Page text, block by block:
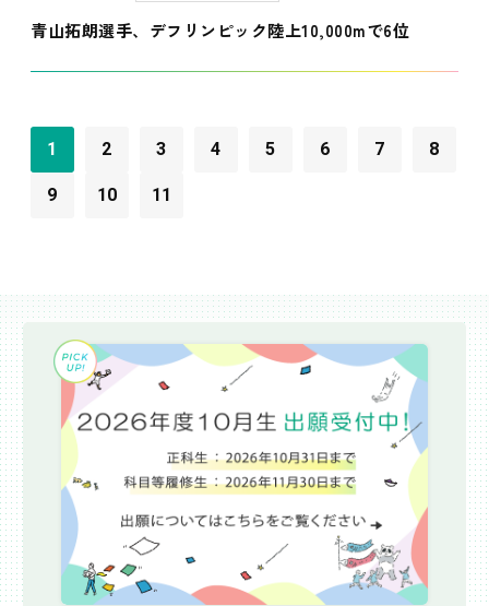
青山拓朗選手、デフリンピック陸上10,000mで6位
1 2 3 4 5 6 7 8
9 10 11